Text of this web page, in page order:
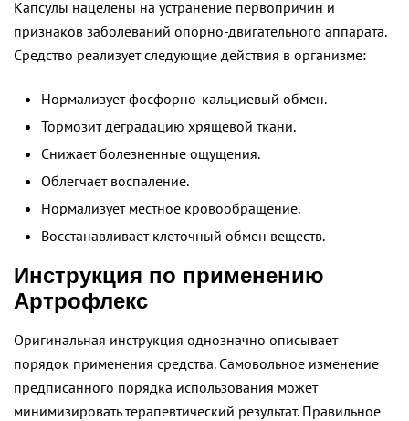
Капсулы нацелены на устранение первопричин и
признаков заболеваний опорно-двигательного аппарата.
Средство реализует следующие действия в организме:
Нормализует фосфорно-кальциевый обмен.
Тормозит деградацию хрящевой ткани.
Снижает болезненные ощущения.
Облегчает воспаление.
Нормализует местное кровообращение.
Восстанавливает клеточный обмен веществ.
Инструкция по применению
Артрофлекс
Оригинальная инструкция однозначно описывает
порядок применения средства. Самовольное изменение
предписанного порядка использования может
минимизировать терапевтический результат. Правильное